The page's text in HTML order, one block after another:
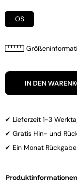
OS
IN DEN
✔ Lieferzeit 1-3
✔ Gratis Hin- und
✔ Ein Monat
Produktinformationen